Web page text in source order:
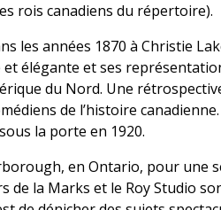
rois canadiens du répertoire).
les années 1870 à Christie
élégante et ses
du Nord. Une
de l’histoire
la porte en 1920.
en Ontario, pour une
de la Marks et le Roy Studio